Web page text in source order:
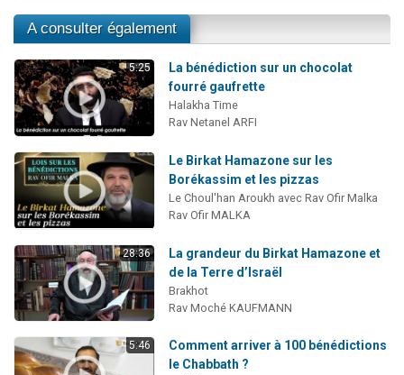
A consulter également
5:25
La bénédiction sur un chocolat
fourré gaufrette
Halakha Time
Rav Netanel ARFI
Le Birkat Hamazone sur les
Borékassim et les pizzas
Le Choul'han Aroukh avec Rav Ofir Malka
Rav Ofir MALKA
28:36
La grandeur du Birkat Hamazone et
de la Terre d’Israël
Brakhot
Rav Moché KAUFMANN
5:46
Comment arriver à 100 bénédictions
le Chabbath ?